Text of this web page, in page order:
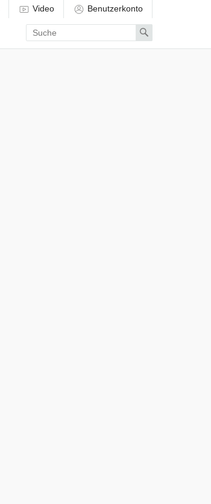
Video Benutzerkonto
Enter
search
term
Search